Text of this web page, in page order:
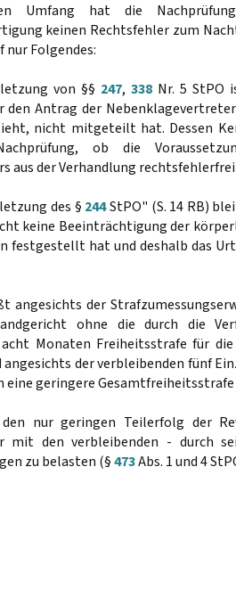
Umfang hat die
keinen Rechtsfehler zum
Folgendes:
von §§ 247, 338Nr. 5 StPO
den Antrag der
nicht mitgeteilt hat. Dessen
ob die
aus der Verhandlung
des § 244StPO" (S. 14 RB)
keine Beeinträchtigung der
festgestellt hat und deshalb das
angesichts der
ohne die durch die
Monaten Freiheitsstrafe für
der verbleibenden fünf
eine geringere
nur geringen Teilerfolg der
mit den verbleibenden - durch
zu belasten (§473Abs. 1 und 4